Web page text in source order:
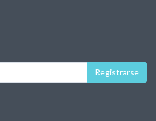
Registrarse